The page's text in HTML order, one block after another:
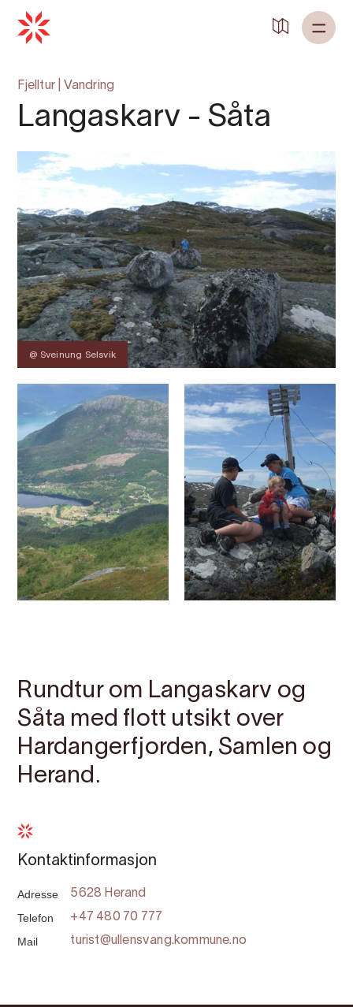
Fjelltur Vandring
Langaskarv - Såta
@ Sveinung Selsvik
Rundtur om Langaskarv og
Såta med flott utsikt over
Hardangerfjorden, Samlen og
Herand.
Kontaktinformasjon
Adresse 5628 Herand
Telefon +47 480 70 777
Mail turist@ullensvang.kommune.no